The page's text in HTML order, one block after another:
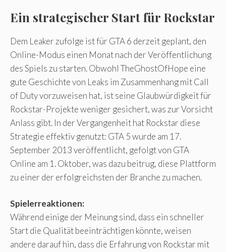
Ein strategischer Start für Rockstar
Dem Leaker zufolge ist für GTA 6 derzeit geplant, den
Online-Modus einen Monat nach der Veröffentlichung
des Spiels zu starten. Obwohl TheGhostOfHope eine
gute Geschichte von Leaks im Zusammenhang mit Call
of Duty vorzuweisen hat, ist seine Glaubwürdigkeit für
Rockstar-Projekte weniger gesichert, was zur Vorsicht
Anlass gibt. In der Vergangenheit hat Rockstar diese
Strategie effektiv genutzt: GTA 5 wurde am 17.
September 2013 veröffentlicht, gefolgt von GTA
Online am 1. Oktober, was dazu beitrug, diese Plattform
zu einer der erfolgreichsten der Branche zu machen.
Spielerreaktionen:
Während einige der Meinung sind, dass ein schneller
Start die Qualität beeinträchtigen könnte, weisen
andere darauf hin, dass die Erfahrung von Rockstar mit